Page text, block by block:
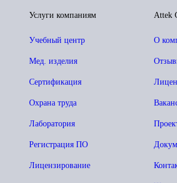
Attek
О
Услуги компаниям
Учебный центр
Мед. изделия
Сертификация
Охрана труда
Лаборатория
Регистрация ПО
Лицензирование